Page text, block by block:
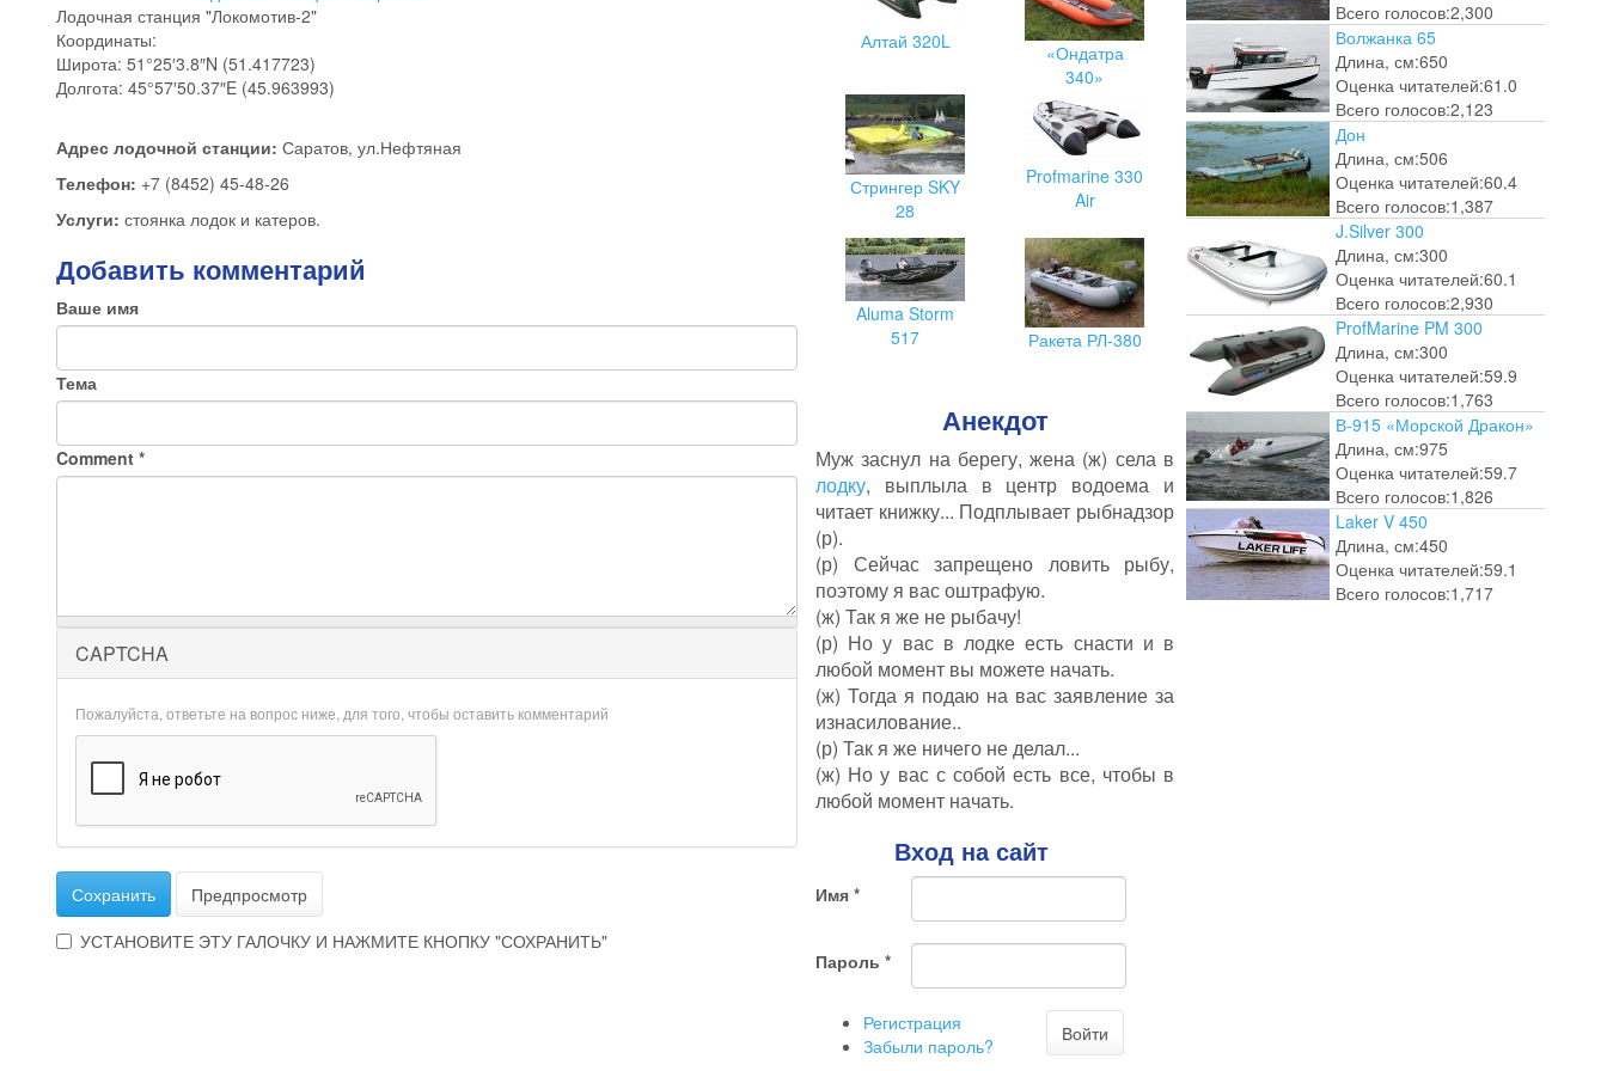
Лодочная станция "Локомотив-2"
Координаты:
Широта: 51°25′3.8″N (51.417723)
Долгота: 45°57′50.37″E (45.963993)
Адрес лодочной станции: Саратов, ул.Нефтяная
Телефон: +7 (8452) 45-48-26
Услуги: стоянка лодок и катеров.
Добавить комментарий
Ваше имя
Тема
Comment *
CAPTCHA
Пожалуйста, ответьте на вопрос ниже, для того, чтобы оставить комментарий
Сохранить
Предпросмотр
УСТАНОВИТЕ ЭТУ ГАЛОЧКУ И НАЖМИТЕ КНОПКУ "СОХРАНИТЬ"
Алтай 320L
«Ондатра
340»
Стрингер SKY
28
Profmarine 330
Air
Aluma Storm
517
Ракета РЛ-380
Анекдот
Муж заснул на берегу, жена (ж) села в
лодку, выплыла в центр водоема и
читает книжку... Подплывает рыбнадзор
(р).
(р) Сейчас запрещено ловить рыбу,
поэтому я вас оштрафую.
(ж) Так я же не рыбачу!
(р) Но у вас в лодке есть снасти и в
любой момент вы можете начать.
(ж) Тогда я подаю на вас заявление за
изнасилование..
(р) Так я же ничего не делал...
(ж) Но у вас с собой есть все, чтобы в
любой момент начать.
Вход на сайт
Имя *
Пароль *
Регистрация
Забыли пароль?
Войти
Всего голосов:2,300
Волжанка 65
Длина, см:650
Оценка читателей:61.0
Всего голосов:2,123
Дон
Длина, см:506
Оценка читателей:60.4
Всего голосов:1,387
J.Silver 300
Длина, см:300
Оценка читателей:60.1
Всего голосов:2,930
ProfMarine PM 300
Длина, см:300
Оценка читателей:59.9
Всего голосов:1,763
В-915 «Морской Дракон»
Длина, см:975
Оценка читателей:59.7
Всего голосов:1,826
Laker V 450
Длина, см:450
Оценка читателей:59.1
Всего голосов:1,717